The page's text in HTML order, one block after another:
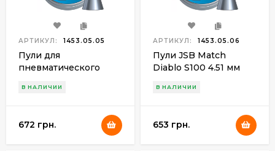
АРТИКУЛ: 1453.05.05
Пули для
пневматического
Diablo S100 4.5 мм
В НАЛИЧИИ
672 грн.
АРТИКУЛ: 1453.05.06
Пули JSB Match
Diablo S100 4.51 мм
В НАЛИЧИИ
653 грн.